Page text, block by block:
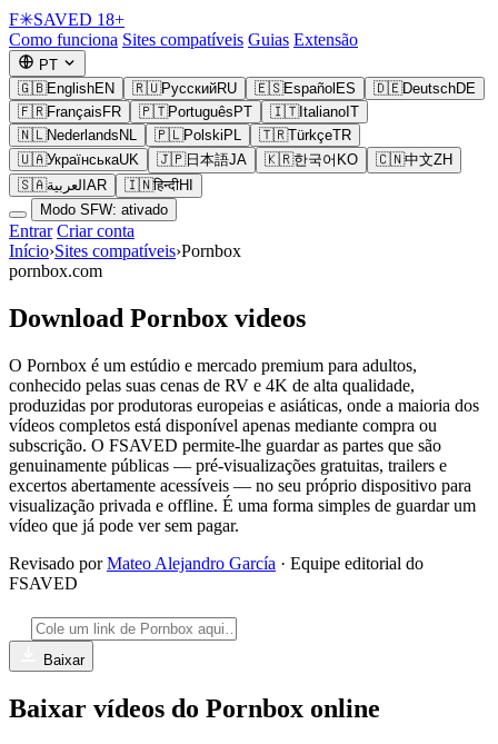
F✳SAVED 18+
Como funciona Sites compatíveis Guias Extensão
PT
🇬🇧EnglishEN 🇷🇺РусскийRU 🇪🇸Español ES 🇩🇪DeutschDE
🇫🇷Français FR 🇵🇹Português PT 🇮🇹Italiano IT
🇳🇱Nederlands NL 🇵🇱Polski PL 🇹🇷TürkçeTR
🇺🇦УкраїнськаUK 🇯🇵日本語JA 🇰🇷한국어 KO 🇨🇳中文ZH
🇸🇦العربية AR 🇮🇳हिन्दीHI
Modo SFW: ativado
Entrar Criar conta
Início›Sites compatíveis›Pornbox
pornbox.com
Download Pornbox videos
O Pornbox é um estúdio e mercado premium para adultos,
conhecido pelas suas cenas de RV e 4K de alta qualidade,
produzidas por produtoras europeias e asiáticas, onde a maioria dos
vídeos completos está disponível apenas mediante compra ou
subscrição. O FSAVED permite-lhe guardar as partes que são
genuinamente públicas — pré-visualizações gratuitas, trailers e
excertos abertamente acessíveis — no seu próprio dispositivo para
visualização privada e offline. É uma forma simples de guardar um
vídeo que já pode ver sem pagar.
Revisado porMateo Alejandro García · Equipe editorial do
FSAVED
Baixar
Baixar vídeos do Pornbox online